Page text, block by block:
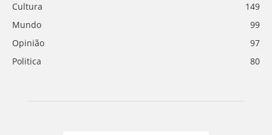
Cultura
149
Mundo
99
Opinião
97
Politica
80